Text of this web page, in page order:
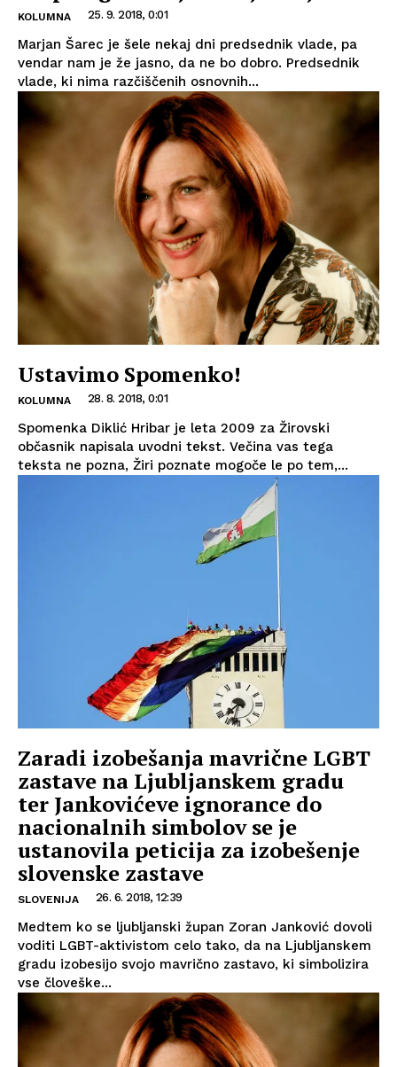
KOLUMNA 25. 9. 2018, 0:01
Marjan Šarec je šele nekaj dni predsednik vlade, pa
vendar nam je že jasno, da ne bo dobro. Predsednik
vlade, ki nima razčiščenih osnovnih...
Ustavimo Spomenko!
KOLUMNA 28. 8. 2018, 0:01
Spomenka Diklić Hribar je leta 2009 za Žirovski
občasnik napisala uvodni tekst. Večina vas tega
teksta ne pozna, Žiri poznate mogoče le po tem,...
Zaradi izobešanja mavrične LGBT
zastave na Ljubljanskem gradu
ter Jankovićeve ignorance do
nacionalnih simbolov se je
ustanovila peticija za izobešenje
slovenske zastave
SLOVENIJA 26. 6. 2018, 12:39
Medtem ko se ljubljanski župan Zoran Janković dovoli
voditi LGBT-aktivistom celo tako, da na Ljubljanskem
gradu izobesijo svojo mavrično zastavo, ki simbolizira
vse človeške...